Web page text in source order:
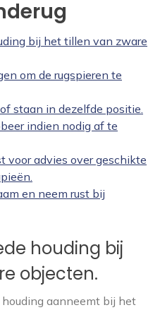
bij het tillen van zware
om de rugspieren te
staan in dezelfde positie.
indien nodig af te
voor advies over geschikte
en neem rust bij
houding bij
objecten.
houding aanneemt bij het